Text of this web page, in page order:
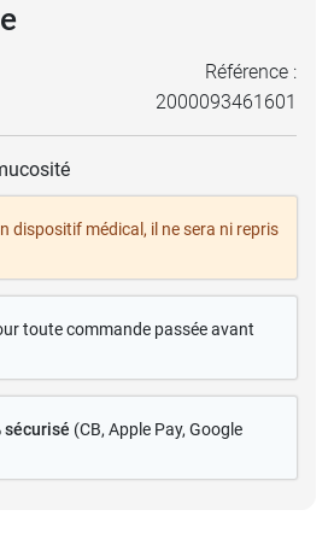
Référence :
2000093461601
dispositif médical, il ne sera ni repris
toute commande passée avant
sécurisé (CB, Apple Pay, Google